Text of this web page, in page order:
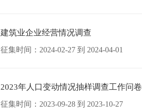
建筑业企业经营情况调查
征集时间： 2024-02-27 到 2024-04-01
2023年人口变动情况抽样调查工作问卷
征集时间： 2023-09-28 到 2023-10-27